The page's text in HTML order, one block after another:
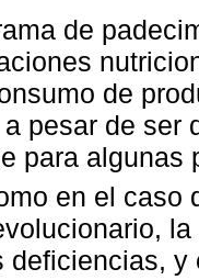
de
de
pesar de ser
para algunas
en el caso
deficiencias,